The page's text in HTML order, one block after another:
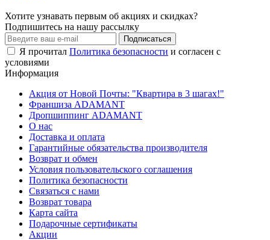
Хотите узнавать первым об акциях и скидках?
Подпишитесь на нашу рассылку
Подписаться
Я прочитал Политика безопасности и согласен с
условиями
Информация
Акция от Новой Почты: "Квартира в 3 шагах!"
Франшиза ADAMANT
Дропшиппинг ADAMANT
О нас
Доставка и оплата
Гарантийные обязательства производителя
Возврат и обмен
Условия пользовательского соглашения
Политика безопасности
Связаться с нами
Возврат товара
Карта сайта
Подарочные сертификаты
Акции